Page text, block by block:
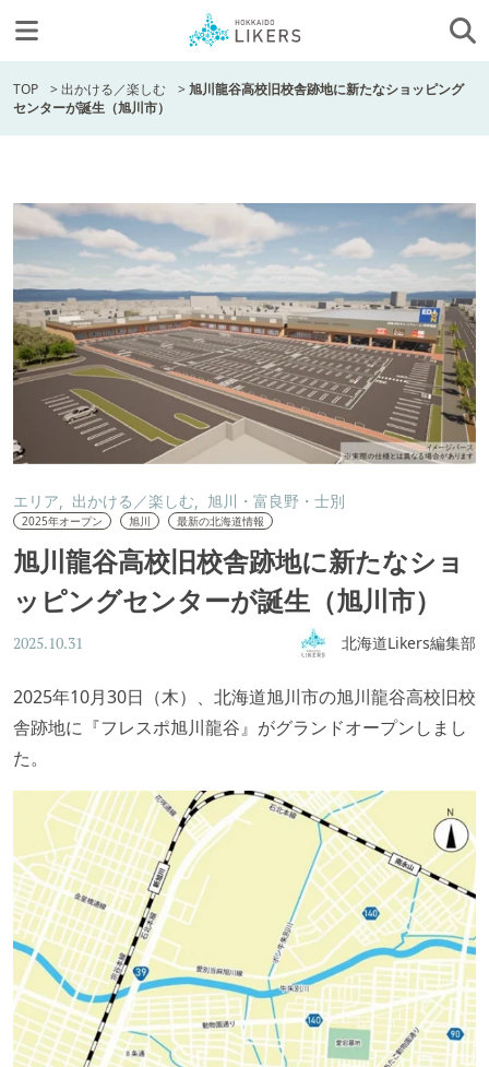
TOP >出かける／楽しむ >旭川龍谷高校旧校舎跡地に新たなショッピング
センターが誕生（旭川市）
エリア 出かける／楽しむ 旭川・富良野・士別
2025年オープン 旭川 最新の北海道情報
旭川龍谷高校旧校舎跡地に新たなショ
ッピングセンターが誕生（旭川市）
2025.10.31 北海道Likers編集部
2025年10月30日（木）、北海道旭川市の旭川龍谷高校旧校
舎跡地に『フレスポ旭川龍谷』がグランドオープンしまし
た。